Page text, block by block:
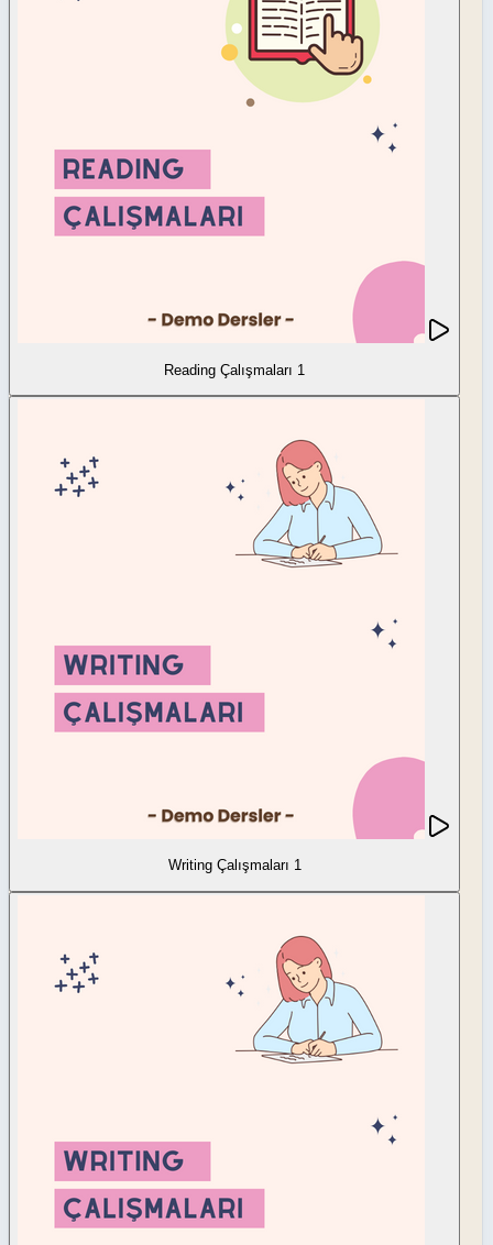
Reading Çalışmaları 1
Writing Çalışmaları 1